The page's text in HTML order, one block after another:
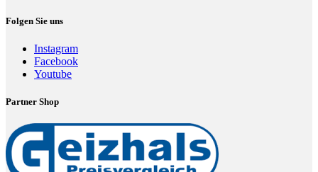
Folgen Sie uns
Instagram
Facebook
Youtube
Partner Shop